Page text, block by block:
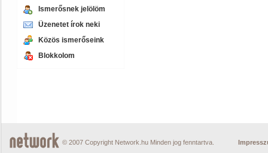
Ismerősnek jelölöm
Üzenetet írok neki
Közös ismerőseink
Blokkolom
© 2007 Copyright Network.hu Minden jog fenntartva.